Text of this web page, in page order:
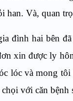
han. Và, quan
đình hai bên
xin được ly
lóc và mong
với căn